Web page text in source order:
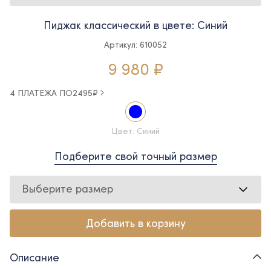
Пиджак классический в цвете: Синий
Артикул: 610052
9 980 ₽
4 ПЛАТЕЖА ПО2495₽
Цвет: Синий
Подберите свой точный размер
Выберите размер
Добавить в корзину
Описание